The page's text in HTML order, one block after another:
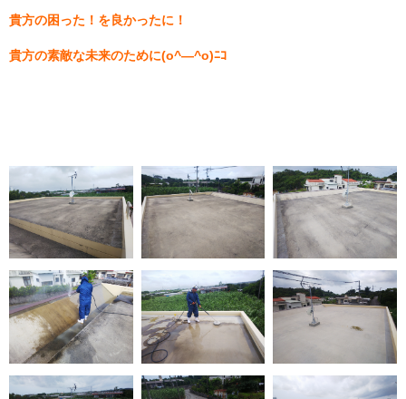
貴方の困った！を良かったに！
貴方の素敵な未来のために(o^―^o)ﾆｺ